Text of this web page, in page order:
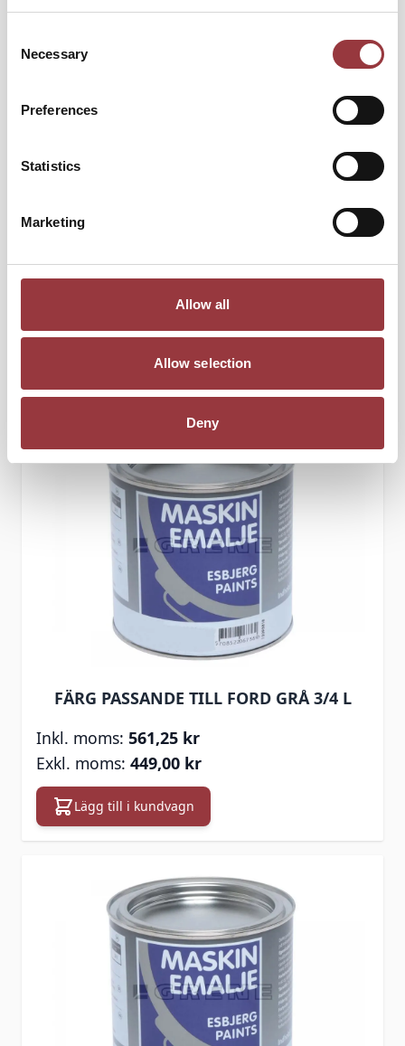
Selection
Necessary
Preferences
Statistics
Marketing
Allow all
Allow selection
Deny
479,00 kr
Lägg till i kundvagn
FÄRG PASSANDE TILL FORD GRÅ 3/4 L
561,25 kr
449,00 kr
Lägg till i kundvagn